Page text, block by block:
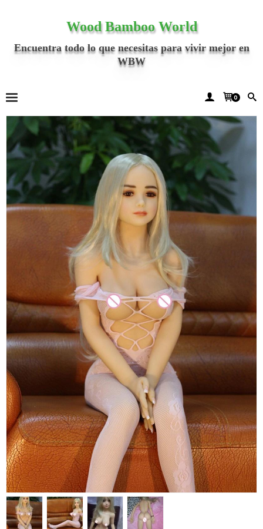
Wood Bamboo World
Encuentra todo lo que necesitas para vivir mejor en
WBW
0